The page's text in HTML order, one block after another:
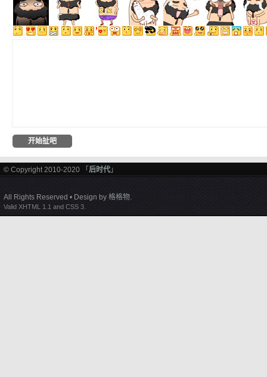
© Copyright 2010-2020 「 后时代 」
All Rights Reserved • Design by 格格物.
Valid XHTML 1.1 and CSS 3.